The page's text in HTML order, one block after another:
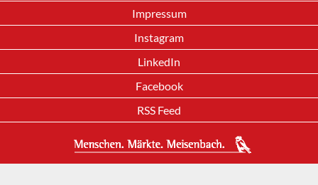
Impressum
Instagram
LinkedIn
Facebook
RSS Feed